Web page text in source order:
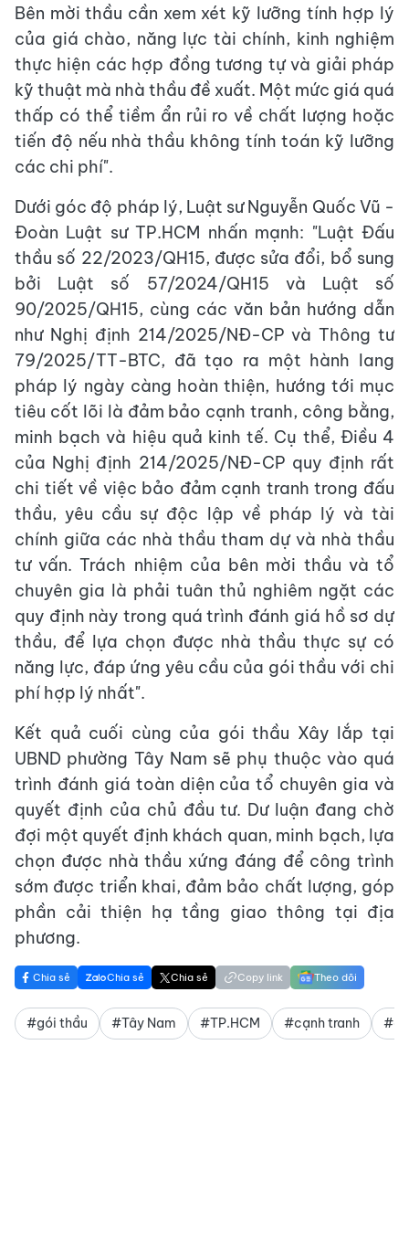
Bên mời thầu cần xem xét kỹ lưỡng tính hợp lý
của giá chào, năng lực tài chính, kinh nghiệm
thực hiện các hợp đồng tương tự và giải pháp
kỹ thuật mà nhà thầu đề xuất. Một mức giá quá
thấp có thể tiềm ẩn rủi ro về chất lượng hoặc
tiến độ nếu nhà thầu không tính toán kỹ lưỡng
các chi phí".
Dưới góc độ pháp lý, Luật sư Nguyễn Quốc Vũ -
Đoàn Luật sư TP.HCM nhấn mạnh: "Luật Đấu
thầu số 22/2023/QH15, được sửa đổi, bổ sung
bởi Luật số 57/2024/QH15 và Luật số
90/2025/QH15, cùng các văn bản hướng dẫn
như Nghị định 214/2025/NĐ-CP và Thông tư
79/2025/TT-BTC, đã tạo ra một hành lang
pháp lý ngày càng hoàn thiện, hướng tới mục
tiêu cốt lõi là đảm bảo cạnh tranh, công bằng,
minh bạch và hiệu quả kinh tế. Cụ thể, Điều 4
của Nghị định 214/2025/NĐ-CP quy định rất
chi tiết về việc bảo đảm cạnh tranh trong đấu
thầu, yêu cầu sự độc lập về pháp lý và tài
chính giữa các nhà thầu tham dự và nhà thầu
tư vấn. Trách nhiệm của bên mời thầu và tổ
chuyên gia là phải tuân thủ nghiêm ngặt các
quy định này trong quá trình đánh giá hồ sơ dự
thầu, để lựa chọn được nhà thầu thực sự có
năng lực, đáp ứng yêu cầu của gói thầu với chi
phí hợp lý nhất".
Kết quả cuối cùng của gói thầu Xây lắp tại
UBND phường Tây Nam sẽ phụ thuộc vào quá
trình đánh giá toàn diện của tổ chuyên gia và
quyết định của chủ đầu tư. Dư luận đang chờ
đợi một quyết định khách quan, minh bạch, lựa
chọn được nhà thầu xứng đáng để công trình
sớm được triển khai, đảm bảo chất lượng, góp
phần cải thiện hạ tầng giao thông tại địa
phương.
Chia sẻ Chia sẻ Chia sẻ Copy link Theo dõi
#gói thầu #Tây Nam #TP.HCM #cạnh tranh